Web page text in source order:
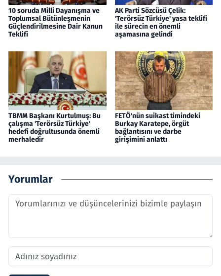
10 soruda Milli Dayanışma ve
Toplumsal Bütünleşmenin
Güçlendirilmesine Dair Kanun
Teklifi
AK Parti Sözcüsü Çelik:
'Terörsüz Türkiye' yasa teklifi
ile sürecin en önemli
aşamasına gelindi
TBMM Başkanı Kurtulmuş: Bu
çalışma 'Terörsüz Türkiye'
hedefi doğrultusunda önemli
merhaledir
FETÖ'nün suikast timindeki
Burkay Karatepe, örgüt
bağlantısını ve darbe
girişimini anlattı
Yorumlar